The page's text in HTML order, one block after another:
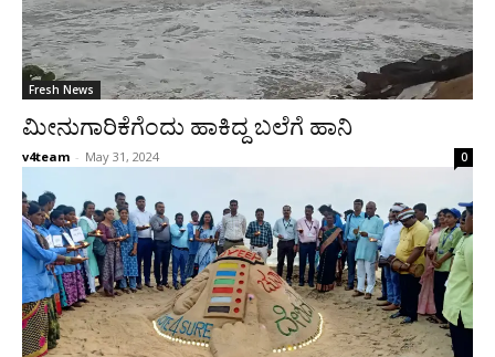
Fresh News
ಮೀನುಗಾರಿಕೆಗೆಂದು ಹಾಕಿದ್ದ ಬಲೆಗೆ ಹಾನಿ
v4team - May 31, 2024 0